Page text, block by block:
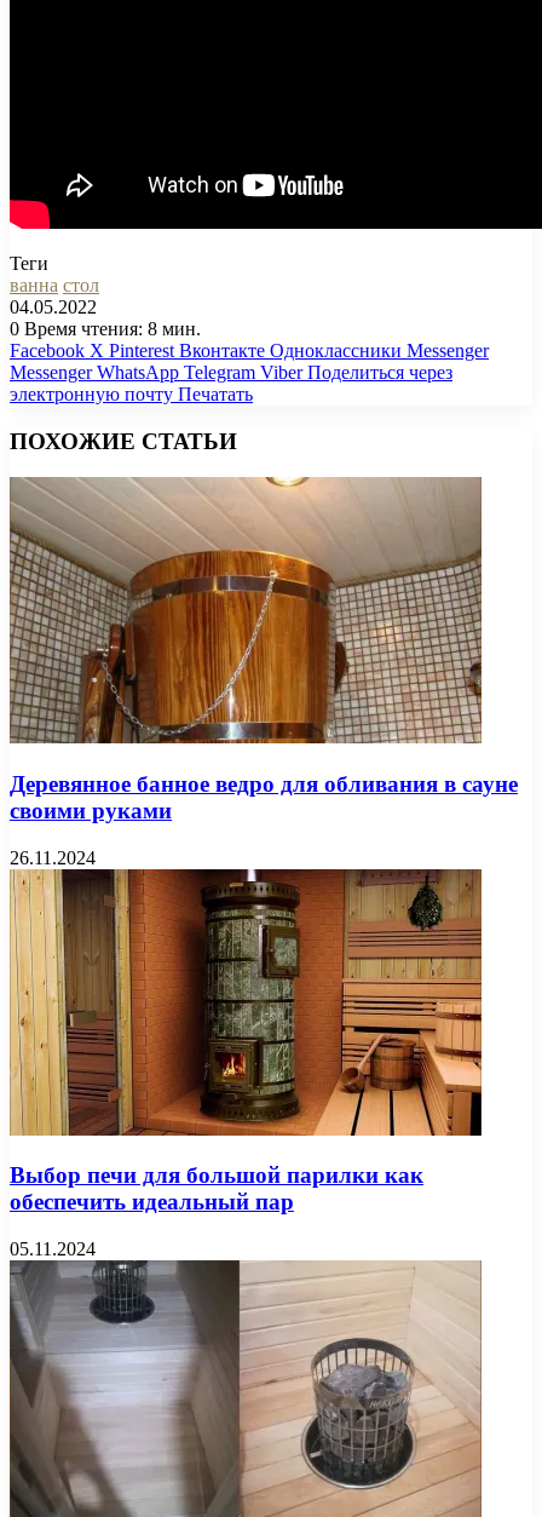
Теги
ванна стол
04.05.2022
0 Время чтения: 8 мин.
Facebook X Pinterest Вконтакте Одноклассники Messenger
Messenger WhatsApp Telegram Viber Поделиться через
электронную почту Печатать
ПОХОЖИЕ СТАТЬИ
Деревянное банное ведро для обливания в сауне
своими руками
26.11.2024
Выбор печи для большой парилки как
обеспечить идеальный пар
05.11.2024